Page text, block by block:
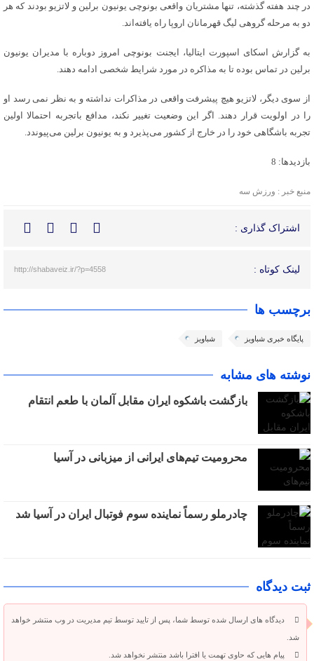
در چند هفته گذشته، تنها مشتریان واقعی بونوچی یونیون برلین و لاتزیو بودند که هر
دو به مرحله گروهی لیگ قهرمانان اروپا راه یافته‌اند.
به گزارش اسکای اسپورت ایتالیا، ایجنت بونوچی امروز دوباره با مدیران یونیون
برلین در تماس بوده تا به مذاکره در مورد شرایط شخصی ادامه دهند.
از سوی دیگر، لاتزیو هیچ پیشرفت واقعی در مذاکرات نداشته و به نظر نمی رسد او
را در اولویت قرار دهند. اگر این وضعیت تغییر نکند، مدافع باتجربه احتمالا اولین
تجربه باشگاهی خود را در خارج از کشور می‌پذیرد و به یونیون برلین می‌پیوندد.
بازدیدها: 8
منبع خبر : ورزش سه
اشتراک گذاری :
لینک کوتاه : http://shabaveiz.ir/?p=4558
برچسب ها
پایگاه خبری شباویز شباویز
نوشته های مشابه
بازگشت باشکوه ایران مقابل آلمان با طعم انتقام
محرومیت تیم‌های ایرانی از میزبانی در آسیا
چادرملو رسماً نماینده سوم فوتبال ایران در آسیا شد
ثبت دیدگاه
دیدگاه های ارسال شده توسط شما، پس از تایید توسط تیم مدیریت در وب منتشر خواهد
شد.
پیام هایی که حاوی تهمت یا افترا باشد منتشر نخواهد شد.